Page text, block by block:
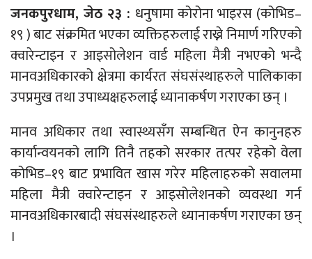
जनकपुरधाम, जेठ २३ : धनुषामा कोरोना भाइरस (कोभिड–
१९ ) बाट संक्रमित भएका व्यक्तिहरुलाई राख्ने निमार्ण गरिएको
क्वारेन्टाइन र आइसोलेशन वार्ड महिला मैत्री नभएको भन्दै
मानवअधिकारको क्षेत्रमा कार्यरत संघसंस्थाहरुले पालिकाका
उपप्रमुख तथा उपाध्यक्षहरुलाई ध्यानाकर्षण गराएका छन् ।
मानव अधिकार तथा स्वास्थ्यसँग सम्बन्धित ऐन कानुनहरु
कार्यान्वयनको लागि तिनै तहको सरकार तत्पर रहेको वेला
कोभिड–१९ बाट प्रभावित खास गरेर महिलाहरुको सवालमा
महिला मैत्री क्वारेन्टाइन र आइसोलेशनको व्यवस्था गर्न
मानवअधिकारबादी संघसंस्थाहरुले ध्यानाकर्षण गराएका छन्
।